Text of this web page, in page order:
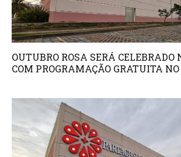
OUTUBRO ROSA SERÁ CELEBRADO
COM PROGRAMAÇÃO GRATUITA